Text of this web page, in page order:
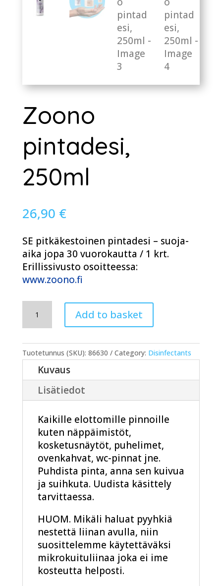
Zoono
pintadesi,
250ml
26,90 €
SE pitkäkestoinen pintadesi – suoja-
aika jopa 30 vuorokautta / 1 krt.
Erillissivusto osoitteessa:
www.zoono.fi
pintadesi,
quantity
Add to basket
Tuotetunnus (SKU): 86630 Category: Disinfectants
Kuvaus
Lisätiedot
Kaikille elottomille pinnoille
kuten näppäimistöt,
kosketusnäytöt, puhelimet,
ovenkahvat, wc-pinnat jne.
Puhdista pinta, anna sen kuivua
ja suihkuta. Uudista käsittely
tarvittaessa.
HUOM. Mikäli haluat pyyhkiä
nestettä liinan avulla, niin
suosittelemme käytettäväksi
mikrokuituliinaa joka ei ime
kosteutta helposti.